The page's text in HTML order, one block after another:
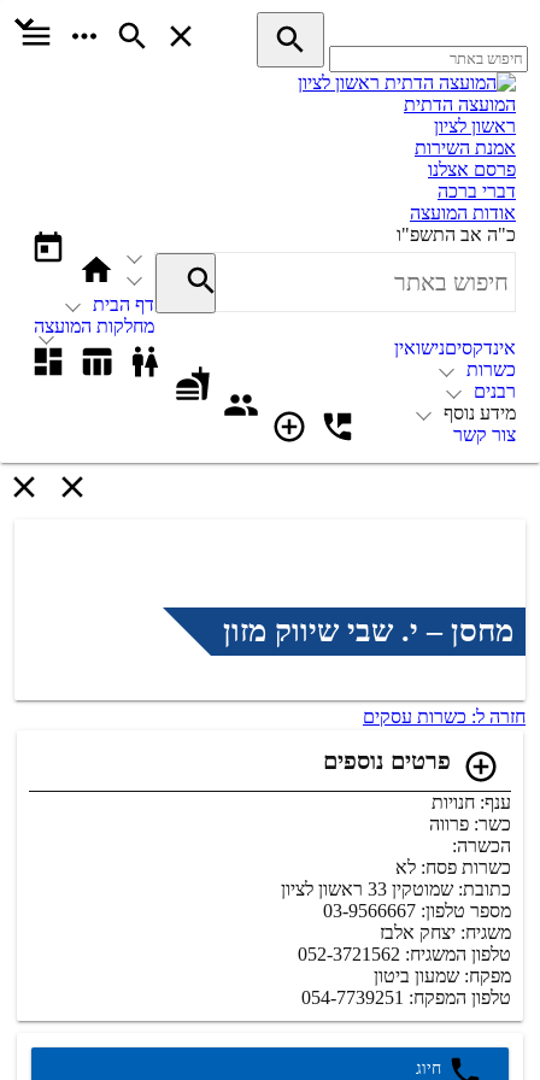
המועצה הדתית
ראשון לציון
אמנת השירות
פרסם אצלנו
דברי ברכה
אודות המועצה
כ"ה אב התשפ"ו
דף הבית
מחלקות המועצה
אינדקסיםנישואין
כשרות
רבנים
מידע נוסף
צור קשר
מחסן – י. שבי שיווק מזון
חזרה ל: כשרות עסקים
פרטים נוספים
ענף: חנויות
כשר: פרווה
הכשרה:
כשרות פסח: לא
כתובת: שמוטקין 33 ראשון לציון
מספר טלפון: 03-9566667
משגיח: יצחק אלבז
טלפון המשגיח: 052-3721562
מפקח: שמעון ביטון
טלפון המפקח: 054-7739251
חיוג